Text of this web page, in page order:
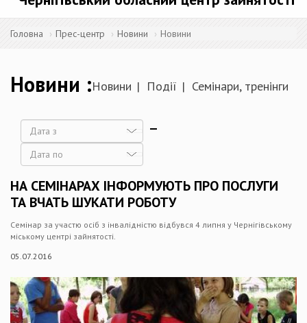
Головна Прес-центр Новини Новини
Новини Новини Події Семінари, тренінги
Дата
НА СЕМІНАРАХ ІНФОРМУЮТЬ ПРО ПОСЛУГИ
ТА ВЧАТЬ ШУКАТИ РОБОТУ
Семінар за участю осіб з інвалідністю відбувся 4 липня у Чернігівському
міському центрі зайнятості.
05.07.2016